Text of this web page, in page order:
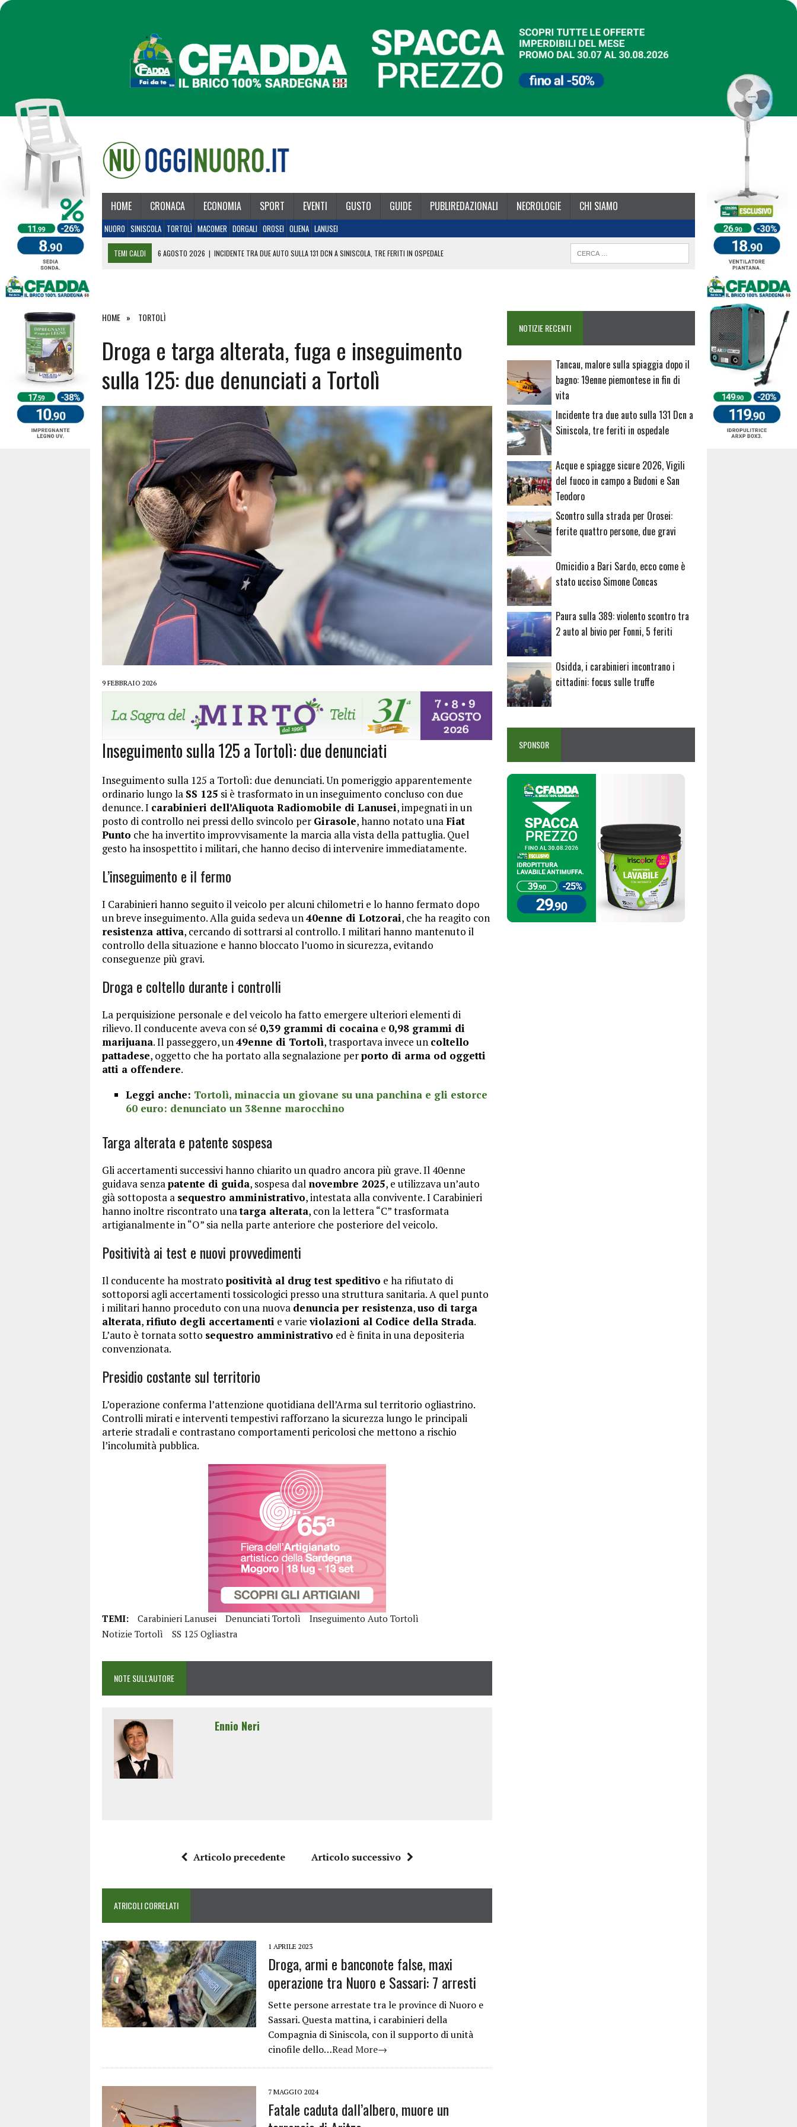
HOME CRONACA ECONOMIA SPORT EVENTI GUSTO GUIDE PUBLIREDAZIONALI NECROLOGIE CHI SIAMO
NUORO SINISCOLA TORTOLÌ MACOMER DORGALI OROSEI OLIENA LANUSEI
TEMI CALDI 6 AGOSTO 2026 | INCIDENTE TRA DUE AUTO SULLA 131 DCN A SINISCOLA, TRE FERITI IN OSPEDALE
27 LUGLIO 2026 |
HOME TORTOLÌ
Droga e targa alterata, fuga e inseguimento
sulla 125: due denunciati a Tortolì
9 FEBBRAIO 2026
Inseguimento sulla 125 a Tortolì: due denunciati
Inseguimento sulla 125 a Tortolì: due denunciati. Un pomeriggio apparentemente
ordinario lungo la SS 125 si è trasformato in un inseguimento concluso con due
denunce. I carabinieri dell’Aliquota Radiomobile di Lanusei, impegnati in un
posto di controllo nei pressi dello svincolo per Girasole, hanno notato unaFiat
Punto che ha invertito improvvisamente la marcia alla vista della pattuglia. Quel
gesto ha insospettito i militari, che hanno deciso di intervenire immediatamente.
L’inseguimento e il fermo
I Carabinieri hanno seguito il veicolo per alcuni chilometri e lo hanno fermato dopo
un breve inseguimento. Alla guida sedeva un40enne di Lotzorai, che ha reagito con
resistenza attiva, cercando di sottrarsi al controllo. I militari hanno mantenuto il
controllo della situazione e hanno bloccato l’uomo in sicurezza, evitando
conseguenze più gravi.
Droga e coltello durante i controlli
La perquisizione personale e del veicolo ha fatto emergere ulteriori elementi di
rilievo. Il conducente aveva con sé 0,39 grammi di cocaina e 0,98 grammi di
marijuana. Il passeggero, un49enne di Tortolì, trasportava invece un coltello
pattadese, oggetto che ha portato alla segnalazione perporto di arma od oggetti
atti a offendere.
Leggi anche: Tortolì, minaccia un giovane su una panchina e gli estorce
60 euro: denunciato un 38enne marocchino
Targa alterata e patente sospesa
Gli accertamenti successivi hanno chiarito un quadro ancora più grave. Il 40enne
guidava senzapatente di guida, sospesa dal novembre 2025, e utilizzava un’auto
già sottoposta a sequestro amministrativo, intestata alla convivente. I Carabinieri
hanno inoltre riscontrato unatarga alterata, con la lettera “C” trasformata
artigianalmente in “O” sia nella parte anteriore che posteriore del veicolo.
Positività ai test e nuovi provvedimenti
Il conducente ha mostrato positività al drug test speditivo e ha rifiutato di
sottoporsi agli accertamenti tossicologici presso una struttura sanitaria. A quel punto
i militari hanno proceduto con una nuova denuncia per resistenza,uso di targa
alterata, rifiuto degli accertamenti e varieviolazioni al Codice della Strada.
L’auto è tornata sotto sequestro amministrativo ed è finita in una depositeria
convenzionata.
Presidio costante sul territorio
L’operazione conferma l’attenzione quotidiana dell’Arma sul territorio ogliastrino.
Controlli mirati e interventi tempestivi rafforzano la sicurezza lungo le principali
arterie stradali e contrastano comportamenti pericolosi che mettono a rischio
l’incolumità pubblica.
TEMI: Carabinieri Lanusei Denunciati Tortolì
Inseguimento Auto Tortolì
Notizie Tortolì
SS 125 Ogliastra
NOTE SULL'AUTORE
Ennio Neri
Articolo precedente Articolo successivo
ATRICOLI CORRELATI
1 APRILE 2023
Droga, armi e banconote false, maxi
operazione tra Nuoro e Sassari: 7 arresti
Sette persone arrestate tra le province di Nuoro e
Sassari. Questa mattina, i carabinieri della
Compagnia di Siniscola, con il supporto di unità
cinofile dello…Read More→
7 MAGGIO 2024
Fatale caduta dall’albero, muore un
NOTIZIE RECENTI
Tancau, malore sulla spiaggia dopo il
bagno: 19enne piemontese in fin di
vita
Incidente tra due auto sulla 131 Dcn a
Siniscola, tre feriti in ospedale
Acque e spiagge sicure 2026, Vigili
del fuoco in campo a Budoni e San
Teodoro
Scontro sulla strada per Orosei:
ferite quattro persone, due gravi
Omicidio a Bari Sardo, ecco come è
stato ucciso Simone Concas
Paura sulla 389: violento scontro tra
2 auto al bivio per Fonni, 5 feriti
Osidda, i carabinieri incontrano i
cittadini: focus sulle truffe
SPONSOR